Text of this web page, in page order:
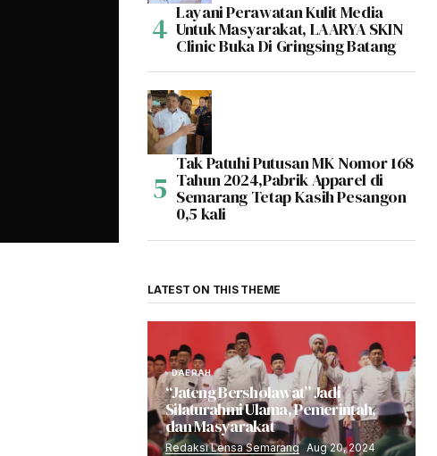
Layani Perawatan Kulit Media
Untuk Masyarakat, LAARYA SKIN
Clinic Buka Di Gringsing Batang
Tak Patuhi Putusan MK Nomor 168
Tahun 2024,Pabrik Apparel di
Semarang Tetap Kasih Pesangon
0,5 kali
LATEST ON THIS THEME
DAERAH
“Jateng Bersholawat” Jadi
Silaturahmi Ulama, Pemerintah,
dan Masyarakat
Redaksi Lensa Semarang Aug 20, 2024